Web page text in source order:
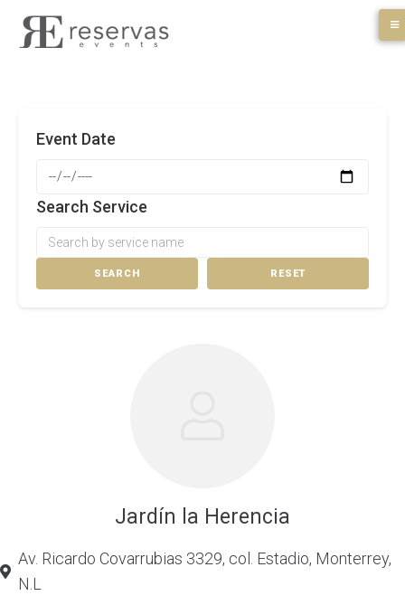
Event Date
Search Service
SEARCH RESET
Jardín la Herencia
Av. Ricardo Covarrubias 3329, col. Estadio, Monterrey,
N.L